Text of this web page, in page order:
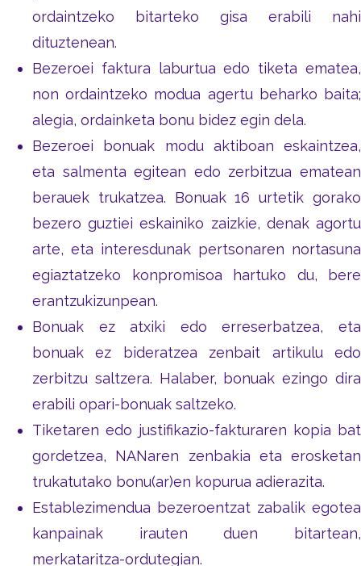
ordaintzeko bitarteko gisa erabili nahi
dituztenean.
Bezeroei faktura laburtua edo tiketa ematea,
non ordaintzeko modua agertu beharko baita;
alegia, ordainketa bonu bidez egin dela.
Bezeroei bonuak modu aktiboan eskaintzea,
eta salmenta egitean edo zerbitzua ematean
berauek trukatzea. Bonuak 16 urtetik gorako
bezero guztiei eskainiko zaizkie, denak agortu
arte, eta interesdunak pertsonaren nortasuna
egiaztatzeko konpromisoa hartuko du, bere
erantzukizunpean.
Bonuak ez atxiki edo erreserbatzea, eta
bonuak ez bideratzea zenbait artikulu edo
zerbitzu saltzera. Halaber, bonuak ezingo dira
erabili opari-bonuak saltzeko.
Tiketaren edo justifikazio-fakturaren kopia bat
gordetzea, NANaren zenbakia eta erosketan
trukatutako bonu(ar)en kopurua adierazita.
Establezimendua bezeroentzat zabalik egotea
kanpainak irauten duen bitartean,
merkataritza-ordutegian.